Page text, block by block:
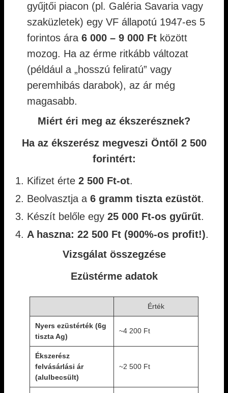
gyűjtői piacon (pl. Galéria Savaria vagy
szaküzletek) egy VF állapotú 1947-es 5
forintos ára 6 000 – 9 000 Ft között
mozog. Ha az érme ritkább változat
(például a „hosszú feliratú” vagy
peremhibás darabok), az ár még
magasabb.
Miért éri meg az ékszerésznek?
Ha az ékszerész megveszi Öntől 2 500
forintért:
Kifizet érte 2 500 Ft-ot.
Beolvasztja a 6 gramm tiszta ezüstöt.
Készít belőle egy 25 000 Ft-os gyűrűt.
A haszna: 22 500 Ft (900%-os profit!).
Vizsgálat összegzése
Ezüstérme adatok
Érték
Nyers ezüstérték (6g
tiszta Ag)
~4 200 Ft
Ékszerész
felvásárlási ár
(alulbecsült)
~2 500 Ft